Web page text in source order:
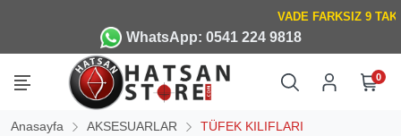
WhatsApp: 0541 224 9818
0
Anasayfa AKSESUARLAR TÜFEK KILIFLARI